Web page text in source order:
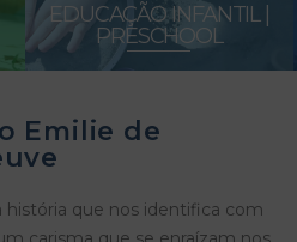
EDUCAÇÃO INFANTIL |
PRESCHOOL
Emilie de
história que nos identifica com